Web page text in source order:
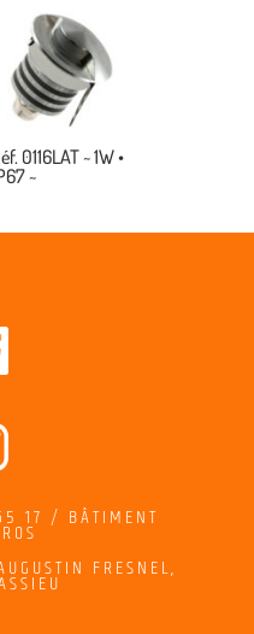
0116LAT ~ 1W •
~
17 / BÂTIMENT
FRESNEL,